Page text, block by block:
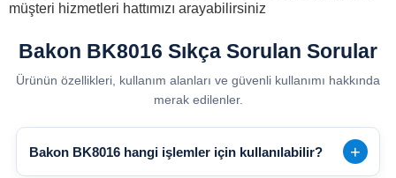
müşteri hizmetleri hattımızı arayabilirsiniz
Bakon BK8016 Sıkça Sorulan Sorular
Ürünün özellikleri, kullanım alanları ve güvenli kullanımı hakkında
merak edilenler.
Bakon BK8016 hangi işlemler için kullanılabilir?